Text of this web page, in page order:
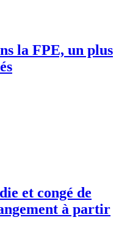
la FPE, un plus
et congé de
à partir